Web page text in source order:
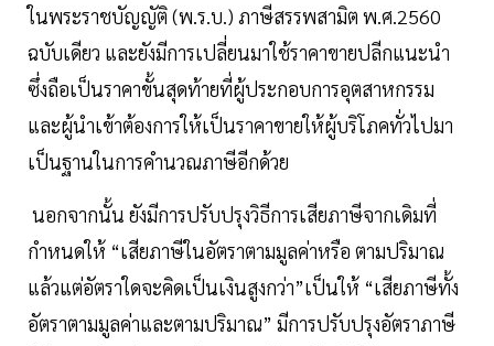
ในพระราชบัญญัติ (พ.ร.บ.) ภาษีสรรพสามิต พ.ศ.2560
ฉบับเดียว และยังมีการเปลี่ยนมาใช้ราคาขายปลีกแนะนำ
ซึ่งถือเป็นราคาขั้นสุดท้ายที่ผู้ประกอบการอุตสาหกรรม
และผู้นำเข้าต้องการให้เป็นราคาขายให้ผู้บริโภคทั่วไปมา
เป็นฐานในการคำนวณภาษีอีกด้วย
นอกจากนั้น ยังมีการปรับปรุงวิธีการเสียภาษีจากเดิมที่
กำหนดให้ “เสียภาษีในอัตราตามมูลค่าหรือ ตามปริมาณ
แล้วแต่อัตราใดจะคิดเป็นเงินสูงกว่า”เป็นให้ “เสียภาษีทั้ง
อัตราตามมูลค่าและตามปริมาณ” มีการปรับปรุงอัตราภาษี